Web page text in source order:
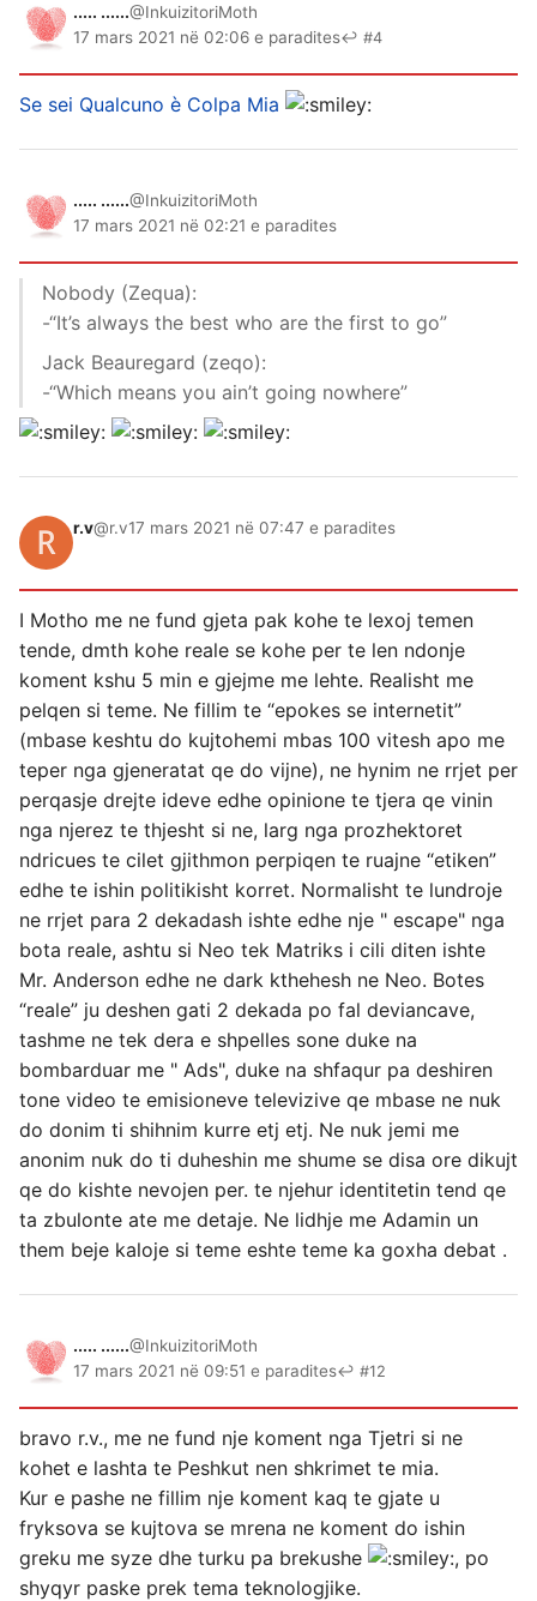
..... ......@InkuizitoriMoth
17 mars 2021 në 02:06 e paradites↩ #4
Se sei Qualcuno è Colpa Mia
..... ......@InkuizitoriMoth
17 mars 2021 në 02:21 e paradites
Nobody (Zequa):
-“It’s always the best who are the first to go”
Jack Beauregard (zeqo):
-“Which means you ain’t going nowhere”
r.v@r.v17 mars 2021 në 07:47 e paradites
I Motho me ne fund gjeta pak kohe te lexoj temen
tende, dmth kohe reale se kohe per te len ndonje
koment kshu 5 min e gjejme me lehte. Realisht me
pelqen si teme. Ne fillim te “epokes se internetit”
(mbase keshtu do kujtohemi mbas 100 vitesh apo me
teper nga gjeneratat qe do vijne), ne hynim ne rrjet per
perqasje drejte ideve edhe opinione te tjera qe vinin
nga njerez te thjesht si ne, larg nga prozhektoret
ndricues te cilet gjithmon perpiqen te ruajne “etiken”
edhe te ishin politikisht korret. Normalisht te lundroje
ne rrjet para 2 dekadash ishte edhe nje " escape" nga
bota reale, ashtu si Neo tek Matriks i cili diten ishte
Mr. Anderson edhe ne dark kthehesh ne Neo. Botes
“reale” ju deshen gati 2 dekada po fal deviancave,
tashme ne tek dera e shpelles sone duke na
bombarduar me " Ads", duke na shfaqur pa deshiren
tone video te emisioneve televizive qe mbase ne nuk
do donim ti shihnim kurre etj etj. Ne nuk jemi me
anonim nuk do ti duheshin me shume se disa ore dikujt
qe do kishte nevojen per. te njehur identitetin tend qe
ta zbulonte ate me detaje. Ne lidhje me Adamin un
them beje kaloje si teme eshte teme ka goxha debat .
..... ......@InkuizitoriMoth
17 mars 2021 në 09:51 e paradites↩ #12
bravo r.v., me ne fund nje koment nga Tjetri si ne
kohet e lashta te Peshkut nen shkrimet te mia.
Kur e pashe ne fillim nje koment kaq te gjate u
fryksova se kujtova se mrena ne koment do ishin
greku me syze dhe turku pa brekushe
, po
shyqyr paske prek tema teknologjike.